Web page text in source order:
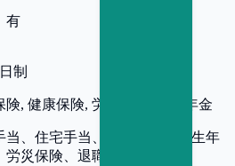
有
制
険, 健康保険, 労災保険, 厚生年金
当、住宅手当、健康保険、厚生年
災保険、退職金制度